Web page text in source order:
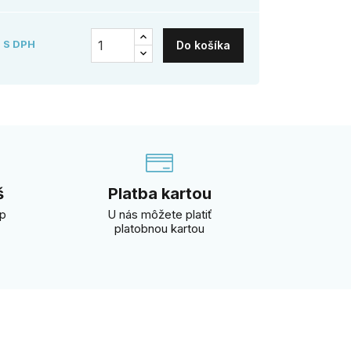
S DPH Do košíka
Platba kartou
U nás môžete platiť
platobnou kartou